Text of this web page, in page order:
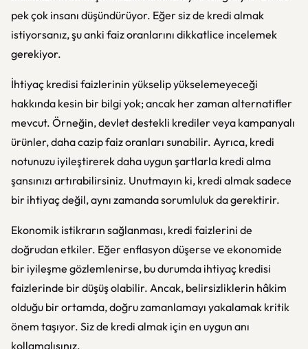
pek çok insanı düşündürüyor. Eğer siz de kredi almak
istiyorsanız, şu anki faiz oranlarını dikkatlice incelemek
gerekiyor.
İhtiyaç kredisi faizlerinin yükselip yükselemeyeceği
hakkında kesin bir bilgi yok; ancak her zaman alternatifler
mevcut. Örneğin, devlet destekli krediler veya kampanyalı
ürünler, daha cazip faiz oranları sunabilir. Ayrıca, kredi
notunuzu iyileştirerek daha uygun şartlarla kredi alma
şansınızı artırabilirsiniz. Unutmayın ki, kredi almak sadece
bir ihtiyaç değil, aynı zamanda sorumluluk da gerektirir.
Ekonomik istikrarın sağlanması, kredi faizlerini de
doğrudan etkiler. Eğer enflasyon düşerse ve ekonomide
bir iyileşme gözlemlenirse, bu durumda ihtiyaç kredisi
faizlerinde bir düşüş olabilir. Ancak, belirsizliklerin hâkim
olduğu bir ortamda, doğru zamanlamayı yakalamak kritik
önem taşıyor. Siz de kredi almak için en uygun anı
kollamalısınız.